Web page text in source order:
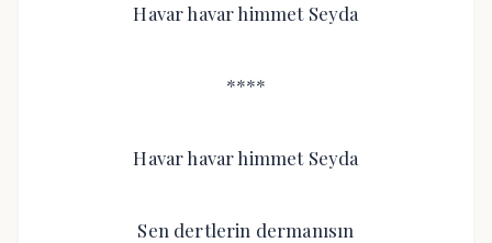
Havar havar himmet Seyda
****
Havar havar himmet Seyda
Sen dertlerin dermanısın